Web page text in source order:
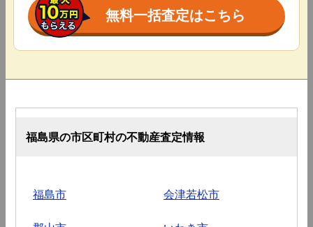
無料一括査定はこちら
福島県の市区町村の不動産査定情報
福島市 会津若松市